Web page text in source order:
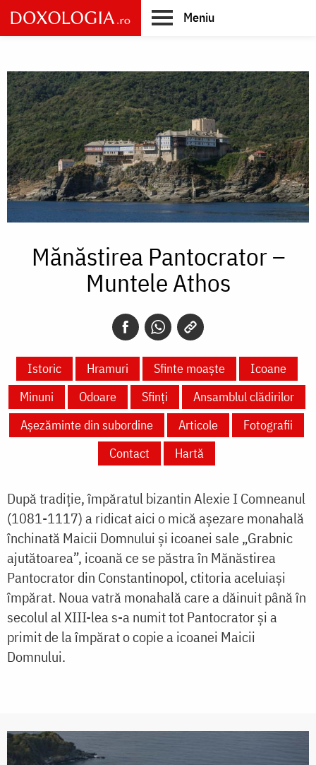
Skip
to
main
Meniu
Mănăstirea Pantocrator –
Muntele Athos
Istoric Hramuri Sfinte moaște
Icoane
Minuni
Odoare Sfinți
Ansamblul clădirilor
Așezăminte din subordine
Articole
Fotografii
Contact
Hartă
După tradiţie, împăratul bizantin Alexie I Comneanul
(1081-1117) a ridicat aici o mică aşezare monahală
închinată Maicii Domnului şi icoanei sale „Grabnic
ajutătoarea”, icoană ce se păstra în Mănăstirea
Pantocrator din Constantinopol, ctitoria aceluiaşi
împărat. Noua vatră monahală care a dăinuit până în
secolul al XIII-lea s-a numit tot Pantocrator şi a
primit de la împărat o copie a icoanei Maicii
Domnului.